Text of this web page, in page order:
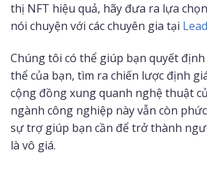
thị NFT hiệu quả, hãy đưa ra lựa
nói chuyện với các chuyên gia tại
Chúng tôi có thể giúp bạn quyết
thể của bạn, tìm ra chiến lược định
cộng đồng xung quanh nghệ thuật
ngành công nghiệp này vẫn còn
sự trợ giúp bạn cần để trở thành
là vô giá.